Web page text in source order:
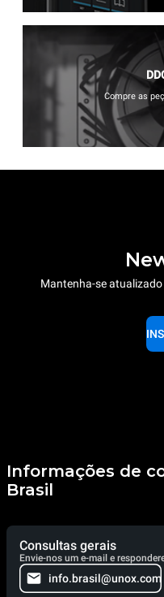
Compre as
Mantenha-se
Informações de
Brasil
Consultas gerais
Envie-nos um e-mail e
info.brasil@unox.com